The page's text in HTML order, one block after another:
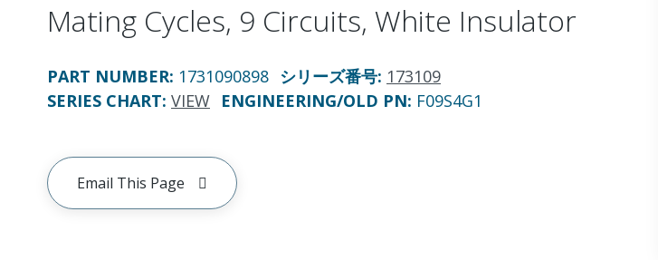
Mating Cycles, 9 Circuits, White Insulator
PART NUMBER: 1731090898 シリーズ番号: 173109
SERIES CHART: VIEW ENGINEERING/OLD PN: F09S4G1
Email This Page